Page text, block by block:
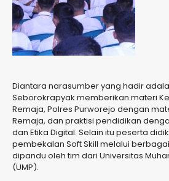
Diantara narasumber yang hadir
Seborokrapyak memberikan materi
Remaja, Polres Purworejo dengan
Remaja, dan praktisi pendidikan
dan Etika Digital. Selain itu peserta
pembekalan Soft Skill melalui
dipandu oleh tim dari Universitas
(UMP).